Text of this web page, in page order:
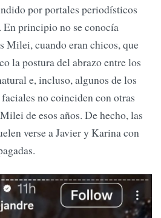
por portales periodísticos
principio no se conocía
Milei, cuando eran chicos, que
la postura del abrazo entre los
e, incluso, algunos de los
no coinciden con otras
de esos años. De hecho, las
verse a Javier y Karina con